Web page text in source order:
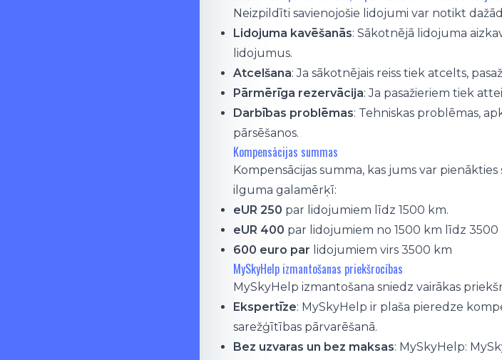
Neizpildīti savienojošie lidojumi var notikt
Lidojuma kavēšanās: Sākotnējā lidojuma
lidojumus.
Atcelšana: Ja sākotnējais reiss tiek atcelts,
Pārmērīga rezervācija: Ja pasažieriem tiek
Darbības problēmas: Tehniskas problēmas,
pārsēšanos.
Kompensācijas summas
Kompensācijas summa, kas jums var
ilguma galamērķī:
eUR 250 par lidojumiem līdz 1500 km.
eUR 400 par lidojumiem no 1500 km līdz 3500
600 euro par lidojumiem virs 3500 km
MySkyHelp izmantošanas priekšrocības
MySkyHelp izmantošana sniedz vairākas
Ekspertīze: MySkyHelp ir plaša pieredze
sarežģītības pārvarēšanā.
Bez uzvaras un bez maksas: MySkyHelp: